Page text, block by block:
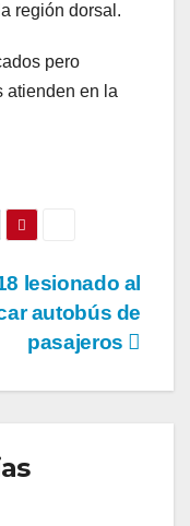
región dorsal.
pero
atienden en la
lesionado al
autobús de
pasajeros